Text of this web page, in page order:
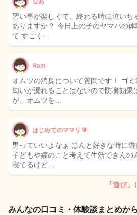
習い事が楽しくて、終わる時に泣いち
ありますか？ 今日上の子のヤマハの
て すごく…
Ham
オムツの消臭について質問です！ ゴ
匂いが漏れることはないので防臭効果
が、オムツを…
はじめてのママリ🔰
男っていいよなぁ ほんと好きな時に
子どもや嫁のこと考えて生活できんの
寝てるけど…
「遊び
みんなの口コミ・体験談まとめか